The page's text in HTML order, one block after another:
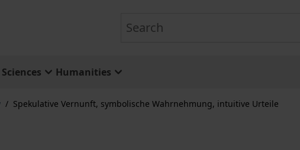
Humanities
/ Spekulative Vernunft, symbolische Wahrnehmung, intuitive Urteile